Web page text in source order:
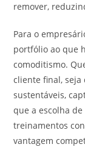
remover,
Para o
portfólio ao que
comoditismo.
cliente final, seja
sustentáveis,
que a escolha
treinamentos
vantagem